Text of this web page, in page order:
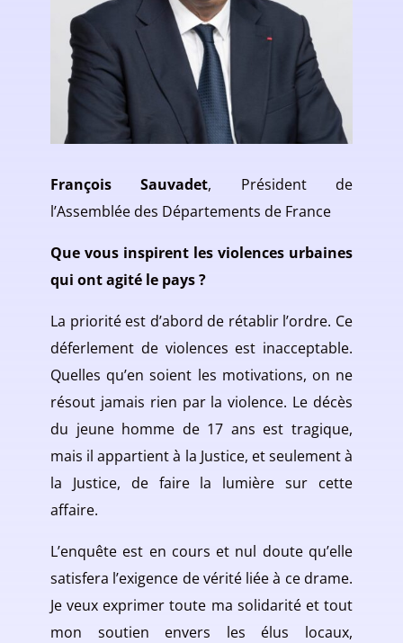
François Sauvadet, Président de
l’Assemblée des Départements de France
Que vous inspirent les violences urbaines
qui ont agité le pays ?
La priorité est d’abord de rétablir l’ordre. Ce
déferlement de violences est inacceptable.
Quelles qu’en soient les motivations, on ne
résout jamais rien par la violence. Le décès
du jeune homme de 17 ans est tragique,
mais il appartient à la Justice, et seulement à
la Justice, de faire la lumière sur cette
affaire.
L’enquête est en cours et nul doute qu’elle
satisfera l’exigence de vérité liée à ce drame.
Je veux exprimer toute ma solidarité et tout
mon soutien envers les élus locaux,